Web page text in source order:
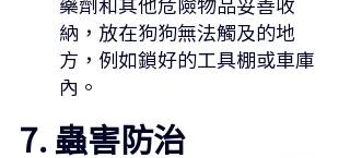
藥劑和其他危險物品妥善收
納，放在狗狗無法觸及的地
方，例如鎖好的工具棚或車庫
內。
7. 蟲害防治